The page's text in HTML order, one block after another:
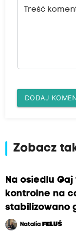
Treść
DODAJ
Zobacz
Na osiedlu
kontrolne na
stabilizowano
Natalia FELUŚ